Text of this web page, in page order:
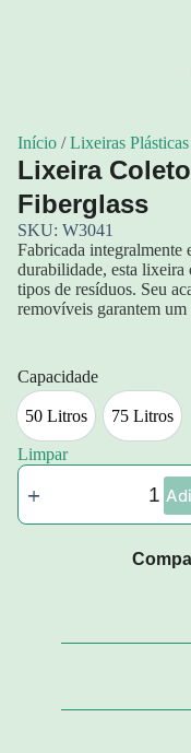
Início /Lixeiras Plásticas
Lixeira
Fiberglass
SKU: W3041
Fabricada integralmente
durabilidade, esta lixeira
tipos de resíduos. Seu
removíveis garantem
Capacidade
50 Litros50 Litros75 Litros
75
Limpar